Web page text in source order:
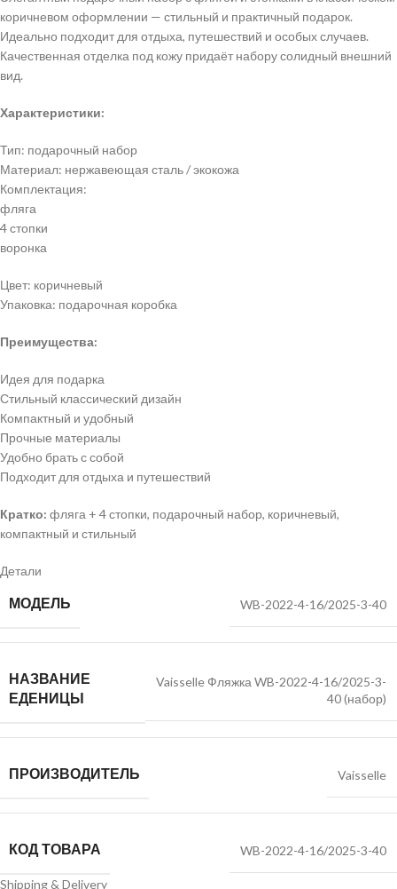
коричневом оформлении — стильный и практичный подарок.
Идеально подходит для отдыха, путешествий и особых случаев.
Качественная отделка под кожу придаёт набору солидный внешний
вид.
Характеристики:
Тип: подарочный набор
Материал: нержавеющая сталь / экокожа
Комплектация:
фляга
4 стопки
воронка
Цвет: коричневый
Упаковка: подарочная коробка
Преимущества:
Идея для подарка
Стильный классический дизайн
Компактный и удобный
Прочные материалы
Удобно брать с собой
Подходит для отдыха и путешествий
Кратко: фляга + 4 стопки, подарочный набор, коричневый,
компактный и стильный
Детали
МОДЕЛЬ WB-2022-4-16/2025-3-40
НАЗВАНИЕ
ЕДЕНИЦЫ
Vaisselle Фляжка WB-2022-4-16/2025-3-
40 (набор)
ПРОИЗВОДИТЕЛЬ Vaisselle
КОД ТОВАРА WB-2022-4-16/2025-3-40
Shipping & Delivery